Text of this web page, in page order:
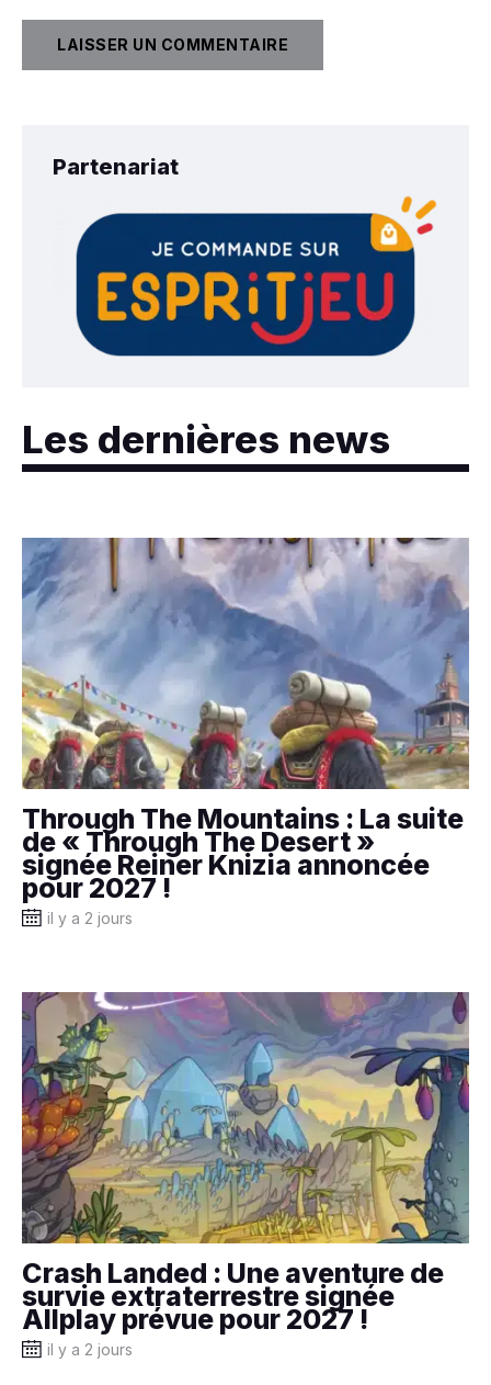
Partenariat
Les dernières news
Through The Mountains : La suite
de « Through The Desert »
signée Reiner Knizia annoncée
pour 2027 !
il y a 2 jours
Crash Landed : Une aventure de
survie extraterrestre signée
Allplay prévue pour 2027 !
il y a 2 jours